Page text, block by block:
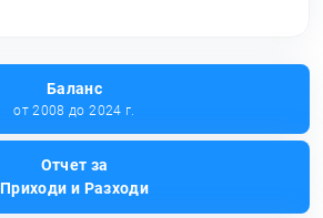
Баланс
от 2008 до 2024 г.
Отчет за
Приходи и Разходи